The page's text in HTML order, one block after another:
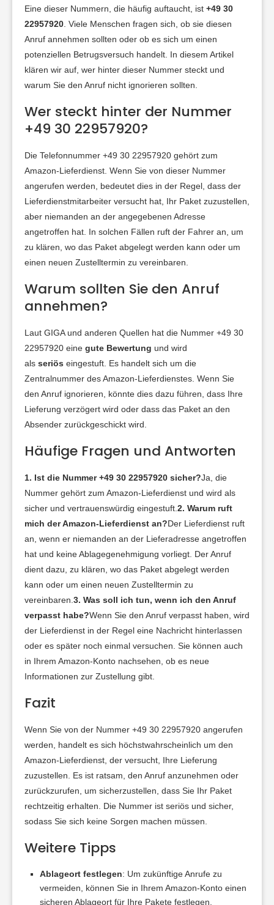
Eine dieser Nummern, die häufig auftaucht, ist +49 30
22957920 . Viele Menschen fragen sich, ob sie diesen
Anruf annehmen sollten oder ob es sich um einen
potenziellen Betrugsversuch handelt. In diesem Artikel
klären wir auf, wer hinter dieser Nummer steckt und
warum Sie den Anruf nicht ignorieren sollten.
Wer steckt hinter der Nummer
+49 30 22957920?
Die Telefonnummer +49 30 22957920 gehört zum
Amazon-Lieferdienst. Wenn Sie von dieser Nummer
angerufen werden, bedeutet dies in der Regel, dass der
Lieferdienstmitarbeiter versucht hat, Ihr Paket zuzustellen,
aber niemanden an der angegebenen Adresse
angetroffen hat. In solchen Fällen ruft der Fahrer an, um
zu klären, wo das Paket abgelegt werden kann oder um
einen neuen Zustelltermin zu vereinbaren.
Warum sollten Sie den Anruf
annehmen?
Laut GIGA und anderen Quellen hat die Nummer +49 30
22957920 eine gute Bewertung und wird
als seriös eingestuft . Es handelt sich um die
Zentralnummer des Amazon-Lieferdienstes. Wenn Sie
den Anruf ignorieren, könnte dies dazu führen, dass Ihre
Lieferung verzögert wird oder dass das Paket an den
Absender zurückgeschickt wird.
Häufige Fragen und Antworten
1. Ist die Nummer +49 30 22957920 sicher?Ja, die
Nummer gehört zum Amazon-Lieferdienst und wird als
sicher und vertrauenswürdig eingestuft 2. Warum ruft
mich der Amazon-Lieferdienst an?Der Lieferdienst ruft
an, wenn er niemanden an der Lieferadresse angetroffen
hat und keine Ablagegenehmigung vorliegt. Der Anruf
dient dazu, zu klären, wo das Paket abgelegt werden
kann oder um einen neuen Zustelltermin zu
vereinbaren 3. Was soll ich tun, wenn ich den Anruf
verpasst habe?Wenn Sie den Anruf verpasst haben, wird
der Lieferdienst in der Regel eine Nachricht hinterlassen
oder es später noch einmal versuchen. Sie können auch
in Ihrem Amazon-Konto nachsehen, ob es neue
Informationen zur Zustellung gibt
Fazit
Wenn Sie von der Nummer +49 30 22957920 angerufen
werden, handelt es sich höchstwahrscheinlich um den
Amazon-Lieferdienst, der versucht, Ihre Lieferung
zuzustellen. Es ist ratsam, den Anruf anzunehmen oder
zurückzurufen, um sicherzustellen, dass Sie Ihr Paket
rechtzeitig erhalten. Die Nummer ist seriös und sicher,
sodass Sie sich keine Sorgen machen müssen.
Weitere Tipps
Ablageort festlegen: Um zukünftige Anrufe zu
vermeiden, können Sie in Ihrem Amazon-Konto einen
sicheren Ablageort für Ihre Pakete festlegen.